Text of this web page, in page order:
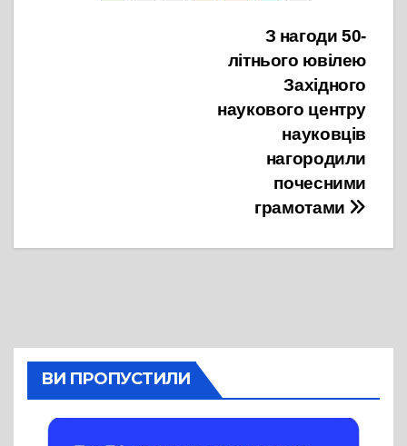
З нагоди 50-
літнього ювілею
Західного
наукового центру
науковців
нагородили
почесними
грамотами
ВИ ПРОПУСТИЛИ